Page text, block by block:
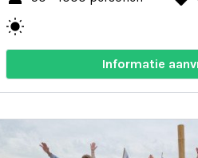
wb_sunny
Informatie